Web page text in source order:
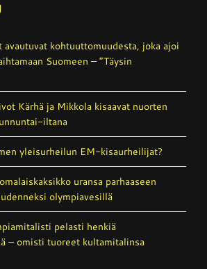
kohtuutto­muudesta, joka ajoi
Suomeen – ”Täysin
Kärhä ja Mikkola kisaavat nuorten
iltana
yleisurheilun EM-kisaurheilijat?
uransa parhaaseen
olympiavesillä
pelasti henkiä
– omisti tuoreet kultamitalinsa